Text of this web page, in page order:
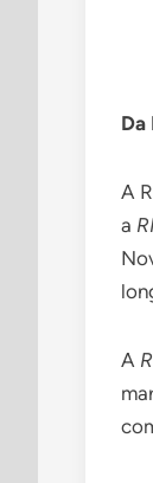
Da
A
a
A